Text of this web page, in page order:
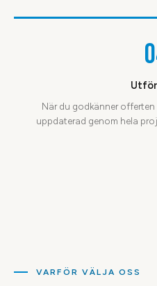
När du godkänner
uppdaterad genom hela
VARFÖR VÄLJA OSS